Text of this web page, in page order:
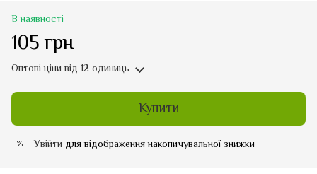
В наявності
105 грн
Оптові ціни від 12 одиниць
Купити
% Увійти для відображення накопичувальної знижки